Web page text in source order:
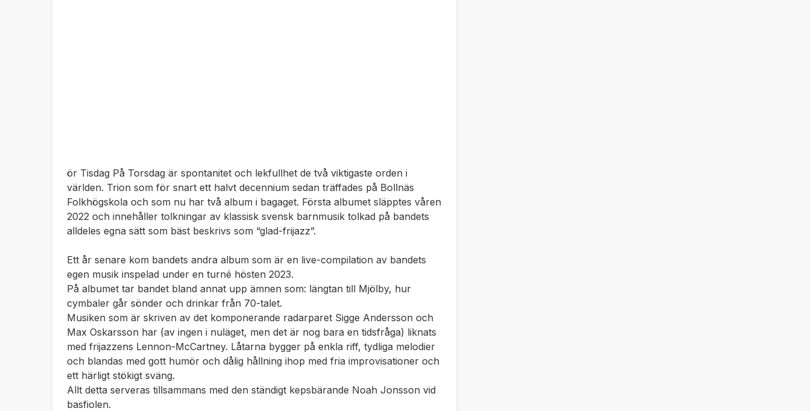
ör Tisdag På Torsdag är spontanitet och lekfullhet de två viktigaste orden i
världen. Trion som för snart ett halvt decennium sedan träffades på Bollnäs
Folkhögskola och som nu har två album i bagaget. Första albumet släpptes våren
2022 och innehåller tolkningar av klassisk svensk barnmusik tolkad på bandets
alldeles egna sätt som bäst beskrivs som “glad-frijazz”.
Ett år senare kom bandets andra album som är en live-compilation av bandets
egen musik inspelad under en turné hösten 2023.
På albumet tar bandet bland annat upp ämnen som: längtan till Mjölby, hur
cymbaler går sönder och drinkar från 70-talet.
Musiken som är skriven av det komponerande radarparet Sigge Andersson och
Max Oskarsson har (av ingen i nuläget, men det är nog bara en tidsfråga) liknats
med frijazzens Lennon-McCartney. Låtarna bygger på enkla riff, tydliga melodier
och blandas med gott humör och dålig hållning ihop med fria improvisationer och
ett härligt stökigt sväng.
Allt detta serveras tillsammans med den ständigt kepsbärande Noah Jonsson vid
basfiolen.